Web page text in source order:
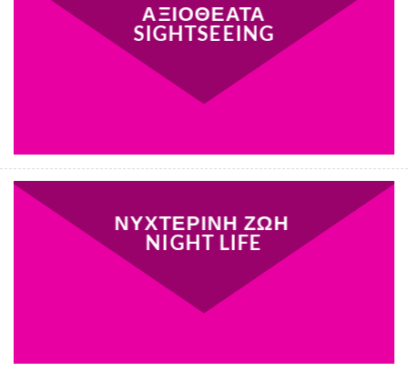
ΑΞΙΟΘΕΑΤΑ
SIGHTSEEING
ΝΥΧΤΕΡΙΝΗ ΖΩΗ
NIGHT LIFE